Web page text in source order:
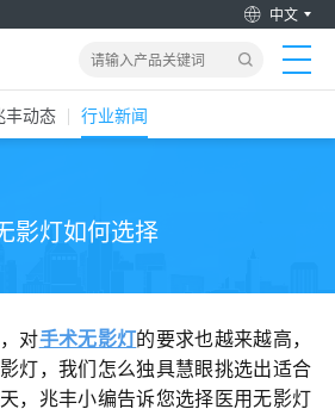
中文
丰动态 行业新闻
影灯如何选择
对手术无影灯的要求也越来越高，
灯，我们怎么独具慧眼挑选出适合
，兆丰小编告诉您选择医用无影灯